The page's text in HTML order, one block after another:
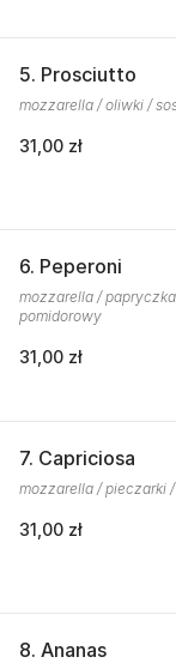
5. Prosciutto
mozzarella / oliwki /
31,00 zł
6. Peperoni
mozzarella /
pomidorowy
31,00 zł
7. Capriciosa
mozzarella / pieczarki
31,00 zł
8. Ananas